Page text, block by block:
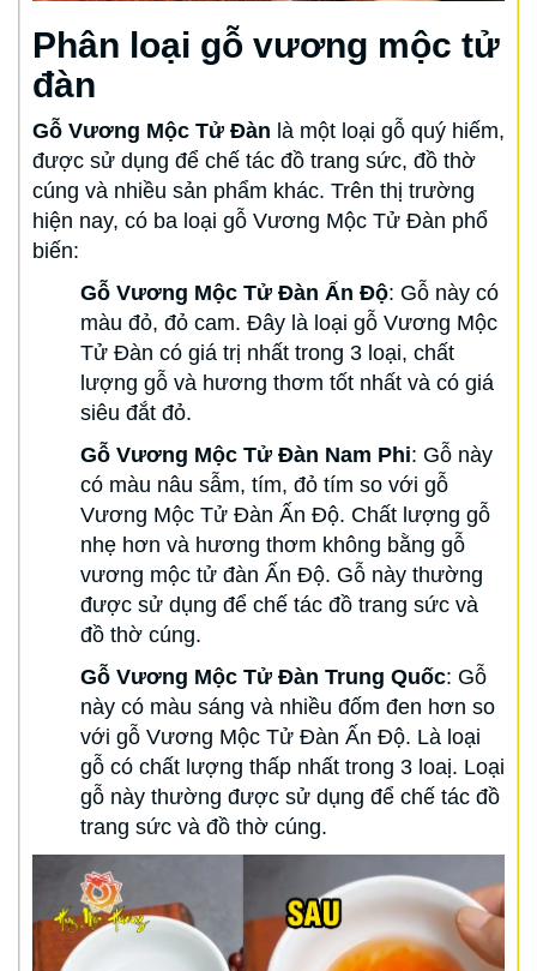
Phân loại gỗ vương mộc tử
đàn
Gỗ Vương Mộc Tử Đàn là một loại gỗ quý hiếm,
được sử dụng để chế tác đồ trang sức, đồ thờ
cúng và nhiều sản phẩm khác. Trên thị trường
hiện nay, có ba loại gỗ Vương Mộc Tử Đàn phổ
biến:
Gỗ Vương Mộc Tử Đàn Ấn Độ: Gỗ này có
màu đỏ, đỏ cam. Đây là loại gỗ Vương Mộc
Tử Đàn có giá trị nhất trong 3 loại, chất
lượng gỗ và hương thơm tốt nhất và có giá
siêu đắt đỏ.
Gỗ Vương Mộc Tử Đàn Nam Phi: Gỗ này
có màu nâu sẫm, tím, đỏ tím so với gỗ
Vương Mộc Tử Đàn Ấn Độ. Chất lượng gỗ
nhẹ hơn và hương thơm không bằng gỗ
vương mộc tử đàn Ấn Độ. Gỗ này thường
được sử dụng để chế tác đồ trang sức và
đồ thờ cúng.
Gỗ Vương Mộc Tử Đàn Trung Quốc: Gỗ
này có màu sáng và nhiều đốm đen hơn so
với gỗ Vương Mộc Tử Đàn Ấn Độ. Là loại
gỗ có chất lượng thấp nhất trong 3 loaị. Loại
gỗ này thường được sử dụng để chế tác đồ
trang sức và đồ thờ cúng.